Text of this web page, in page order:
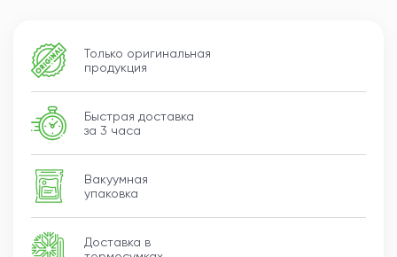
После покупки хамон нужно держать в прохладном
месте с невысокой влажностью воздуха. Кусок, от
которого уже были отрезаны ломтики, не следует
хранить дольше 5 месяцев, а место среза
рекомендуется закрыть хлопчатобумажной тканью.
В набор входит подставка для нарезки хамона
«Барселона» и нож, все упаковано в подарочную
коробку.
Только оригинальная
продукция
Быстрая доставка
за 3 часа
Вакуумная
упаковка
Доставка в